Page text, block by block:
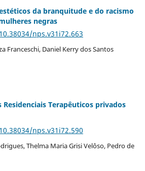
da branquitude e do racismo
negras
nps.v31i72.663
Franceschi, Daniel Kerry dos Santos
Residenciais Terapêuticos privados
nps.v31i72.590
Thelma Maria Grisi Velôso, Pedro de